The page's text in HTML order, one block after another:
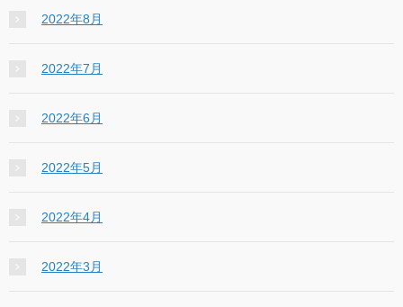
2022年8月
2022年7月
2022年6月
2022年5月
2022年4月
2022年3月